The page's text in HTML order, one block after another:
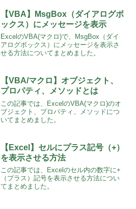
【VBA】MsgBox（ダイアログボ
ックス）にメッセージを表示
ExcelのVBA(マクロ)で、MsgBox（ダイ
アログボックス）にメッセージを表示さ
せる方法についてまとめました。
【VBA/マクロ】オブジェクト、
プロパティ、メソッドとは
この記事では、ExcelのVBA(マクロ)のオ
ブジェクト、プロパティ、メソッドにつ
いてまとめました。
【Excel】セルにプラス記号（+）
を表示させる方法
この記事では、Excelのセル内の数字に+
（プラス）記号を表示させる方法につい
てまとめました。